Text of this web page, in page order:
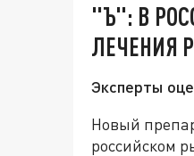
"Ъ": В
ЛЕЧЕНИЯ
Эксперты
Новый
российском